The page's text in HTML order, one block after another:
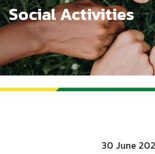
Social Activities
30 June